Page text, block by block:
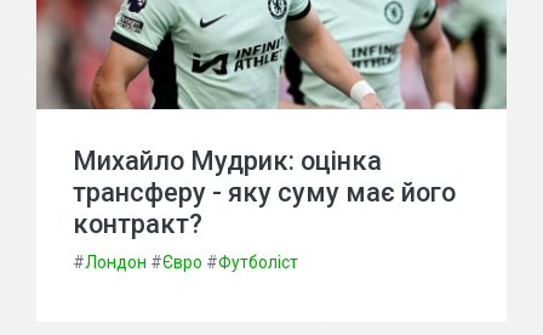
Михайло Мудрик: оцінка
трансферу - яку суму має його
контракт?
#Лондон #Євро #Футболіст